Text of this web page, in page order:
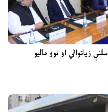
آی ایم ایف د پیټرولیم لیوي کې د ۱۸ سلنې زیاتوالي او نوو مالیو